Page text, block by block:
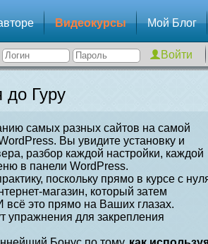
Видеокурсы Мой Блог
до Гуру
самых разных сайтов на самой
Вы увидите установку и
разбор каждой настройки, каждой
в панели WordPress.
поскольку прямо в курсе с
магазин, который затем
всё это прямо на Ваших глазах.
упражнения для закрепления